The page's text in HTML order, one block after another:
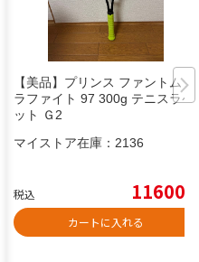
【美品】プリンス ファントム グ
ラファイト 97 300g テニスラケ
ット Ｇ2
マイストア在庫： 2136
税込 11600
カートに入れる